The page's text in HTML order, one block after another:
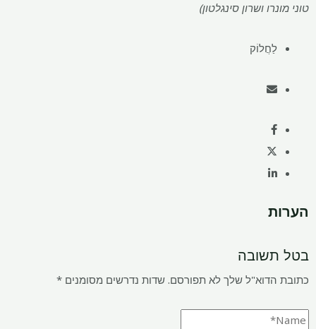
טוני מונרו ושרון סינגלטון)
לַחֲלוֹק
הערות
בטל תשובה
כתובת הדוא"ל שלך לא תפורסם. שדות נדרשים מסומנים *